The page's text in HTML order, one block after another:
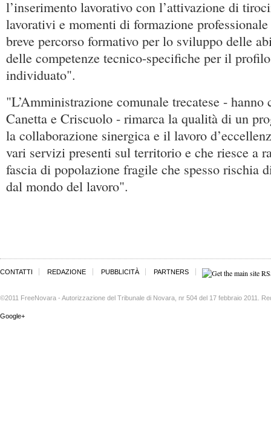
l’inserimento lavorativo con l’attivazione di
lavorativi e momenti di formazione
breve percorso formativo per lo sviluppo delle
delle competenze tecnico-specifiche per il
individuato".
"L’Amministrazione comunale trecatese -
Canetta e Criscuolo - rimarca la qualità di un
la collaborazione sinergica e il lavoro
vari servizi presenti sul territorio e che riesce a
fascia di popolazione fragile che spesso rischia
dal mondo del lavoro".
CONTATTI REDAZIONE PUBBLICITÀ PARTNERS
©2011 FreeNovara - Autorizzazione del Tribunale di Novara, nr 504 del 17 febbraio 2011.
Google+